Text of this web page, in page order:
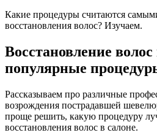
Какие процедуры считаются
восстановления волос? Изучаем.
Восстановление волос
популярные
Рассказываем про различные
возрождения пострадавшей
проще решить, какую процедуру
восстановления волос в салоне.